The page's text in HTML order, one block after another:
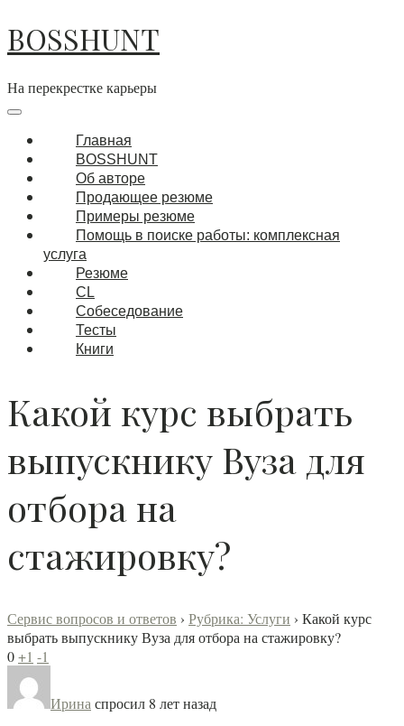
Перейти
к
BOSSHUNT
На перекрестке карьеры
навигация
Меню
Главная
BOSSHUNT
Об авторе
Продающее резюме
Примеры резюме
Помощь в поиске работы: комплексная
услуга
Резюме
CL
Собеседование
Тесты
Книги
Какой курс выбрать
выпускнику Вуза для
отбора на
стажировку?
Сервис вопросов и ответов › Рубрика: Услуги › Какой курс
выбрать выпускнику Вуза для отбора на стажировку?
0+1 -1
Иринаспросил 8 лет назад